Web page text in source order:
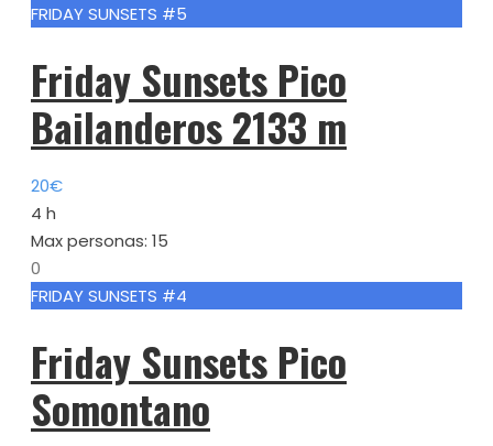
FRIDAY SUNSETS #5
Friday Sunsets Pico
Bailanderos 2133 m
20€
4 h
Max personas: 15
0
FRIDAY SUNSETS #4
Friday Sunsets Pico
Somontano